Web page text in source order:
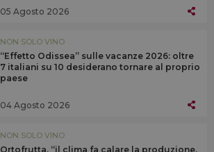
05 Agosto 2026
NON SOLO VINO
“Effetto Odissea” sulle vacanze 2026: oltre
7 italiani su 10 desiderano tornare al proprio
paese
04 Agosto 2026
NON SOLO VINO
Ortofrutta, “il clima fa calare la produzione,